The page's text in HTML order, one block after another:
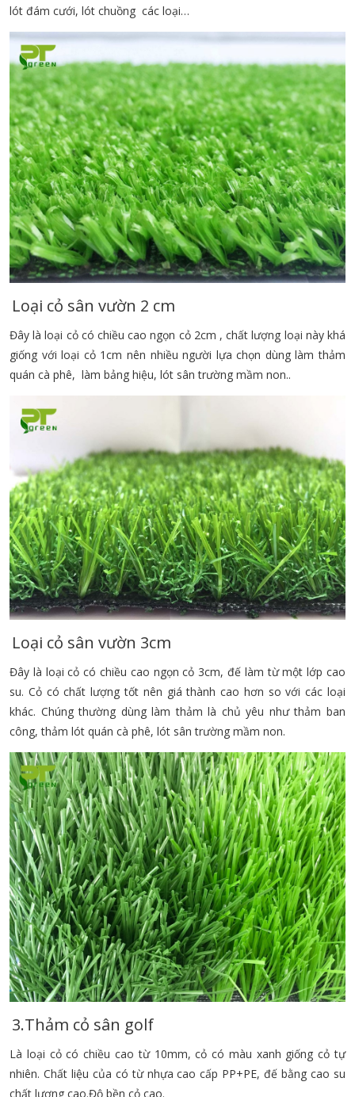
lót đám cưới, lót chuồng các loại…
Loại cỏ sân vườn 2 cm
Đây là loại cỏ có chiều cao ngọn cỏ 2cm , chất lượng loại này khá
giống với loại cỏ 1cm nên nhiều người lựa chọn dùng làm thảm
quán cà phê, làm bảng hiệu, lót sân trường mầm non..
Loại cỏ sân vườn 3cm
Đây là loại cỏ có chiều cao ngọn cỏ 3cm, đế làm từ một lớp cao
su. Cỏ có chất lượng tốt nên giá thành cao hơn so với các loại
khác. Chúng thường dùng làm thảm là chủ yêu như thảm ban
công, thảm lót quán cà phê, lót sân trường mầm non.
3.Thảm cỏ sân golf
Là loại cỏ có chiều cao từ 10mm, cỏ có màu xanh giống cỏ tự
nhiên. Chất liệu của có từ nhựa cao cấp PP+PE, đế bằng cao su
chất lượng cao.Độ bền cỏ cao.